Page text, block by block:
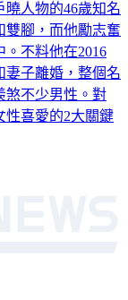
人物的46歲知名
雙腳，而他勵志奮
不料他在2016
妻子離婚，整個名
煞不少男性。對
性喜愛的2大關鍵